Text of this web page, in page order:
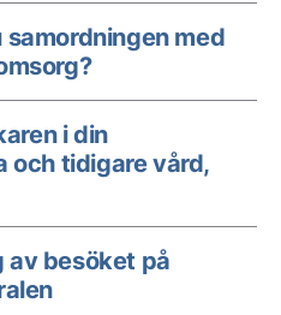
med
i din
och tidigare vård,
av besöket på